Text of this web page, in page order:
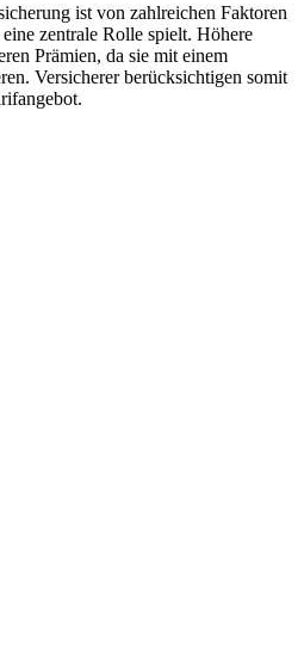
ist von zahlreichen Faktoren
zentrale Rolle spielt. Höhere
Prämien, da sie mit einem
Versicherer berücksichtigen somit